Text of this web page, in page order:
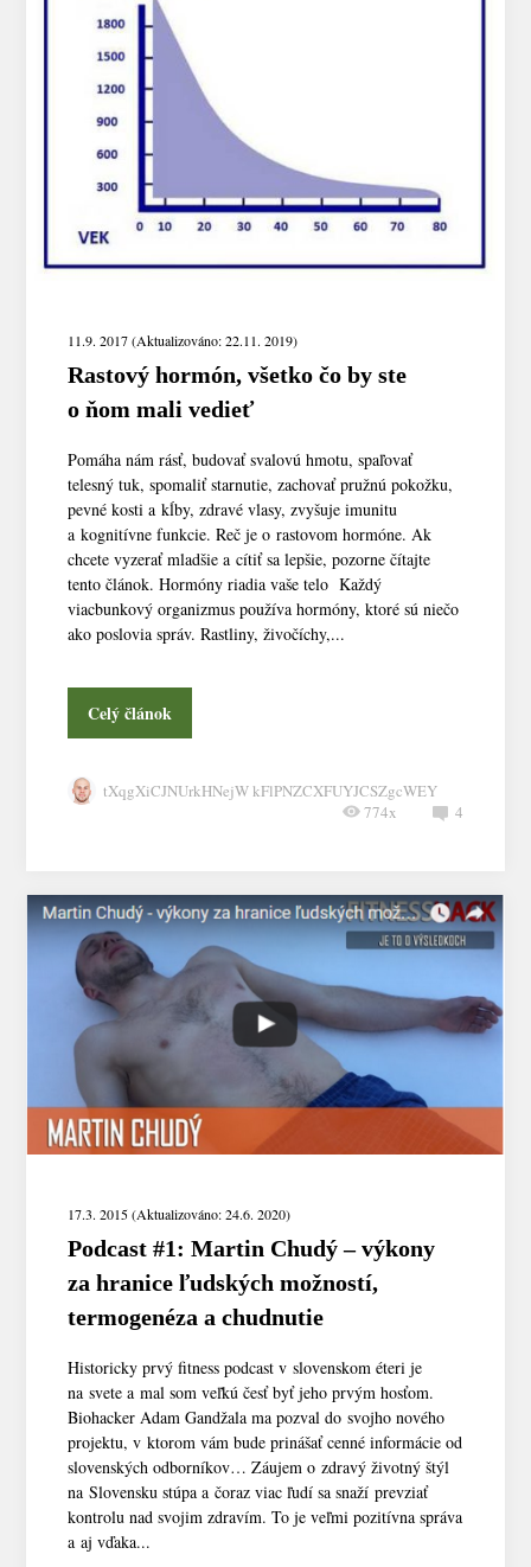
11.9. 2017 (Aktualizováno: 22.11. 2019)
Rastový hormón, všetko čo by ste
o ňom mali vedieť
Pomáha nám rásť, budovať svalovú hmotu, spaľovať
telesný tuk, spomaliť starnutie, zachovať pružnú pokožku,
pevné kosti a kĺby, zdravé vlasy, zvyšuje imunitu
a kognitívne funkcie. Reč je o rastovom hormóne. Ak
chcete vyzerať mladšie a cítiť sa lepšie, pozorne čítajte
tento článok. Hormóny riadia vaše telo Každý
viacbunkový organizmus používa hormóny, ktoré sú niečo
ako poslovia správ. Rastliny, živočíchy,...
Celý článok
tXqgXiCJNUrkHNejW kFlPNZCXFUYJCSZgcWEY
4
774x
17.3. 2015 (Aktualizováno: 24.6. 2020)
Podcast #1: Martin Chudý – výkony
za hranice ľudských možností,
termogenéza a chudnutie
Historicky prvý fitness podcast v slovenskom éteri je
na svete a mal som veľkú česť byť jeho prvým hosťom.
Biohacker Adam Gandžala ma pozval do svojho nového
projektu, v ktorom vám bude prinášať cenné informácie od
slovenských odborníkov… Záujem o zdravý životný štýl
na Slovensku stúpa a čoraz viac ľudí sa snaží prevziať
kontrolu nad svojim zdravím. To je veľmi pozitívna správa
a aj vďaka...